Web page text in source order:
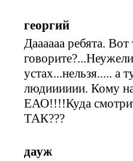
георгий
Даааааа ребята.
устах...нельзя..... а
людииииии. Кому
ЕАО!!!!Куда
ТАК???
дауж